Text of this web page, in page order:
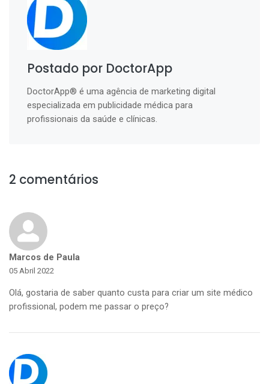
Postado por DoctorApp
DoctorApp® é uma agência de marketing digital
especializada em publicidade médica para
profissionais da saúde e clínicas.
2 comentários
Marcos de Paula
05 Abril 2022
Olá, gostaria de saber quanto custa para criar um site médico
profissional, podem me passar o preço?